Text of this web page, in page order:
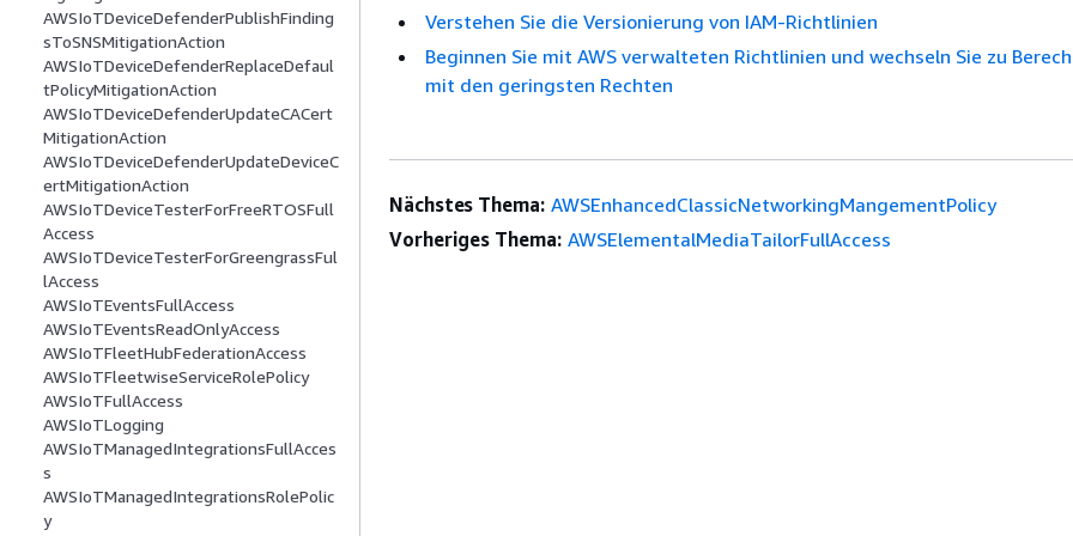
AWSIoTDeviceDefenderPublishFinding
sToSNSMitigationAction
AWSIoTDeviceDefenderReplaceDefaul
tPolicyMitigationAction
AWSIoTDeviceDefenderUpdateCACert
MitigationAction
AWSIoTDeviceDefenderUpdateDeviceC
ertMitigationAction
AWSIoTDeviceTesterForFreeRTOSFull
Access
AWSIoTDeviceTesterForGreengrassFul
lAccess
AWSIoTEventsFullAccess
AWSIoTEventsReadOnlyAccess
AWSIoTFleetHubFederationAccess
AWSIoTFleetwiseServiceRolePolicy
AWSIoTFullAccess
AWSIoTLogging
AWSIoTManagedIntegrationsFullAcces
s
AWSIoTManagedIntegrationsRolePolic
y
Verstehen Sie die Versionierung von IAM-Richtlinien
Beginnen Sie mit AWS verwalteten Richtlinien und wechseln Sie zu
mit den geringsten Rechten
Nächstes Thema: AWSEnhancedClassicNetworkingMangementPolicy
Vorheriges Thema: AWSElementalMediaTailorFullAccess